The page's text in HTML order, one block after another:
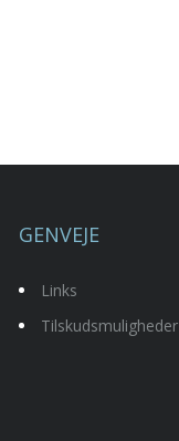
GENVEJE
Links
Tilskudsmuligheder